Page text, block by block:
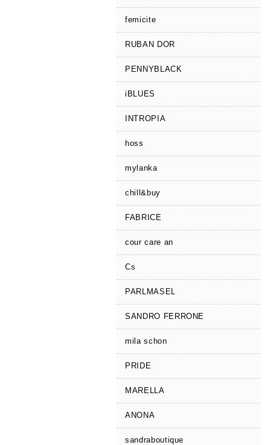
femicite
RUBAN DOR
PENNYBLACK
iBLUES
INTROPIA
hoss
mylanka
chill&buy
FABRICE
cour care an
Cs
PARLMASEL
SANDRO FERRONE
mila schon
PRIDE
MARELLA
ANONA
sandraboutique